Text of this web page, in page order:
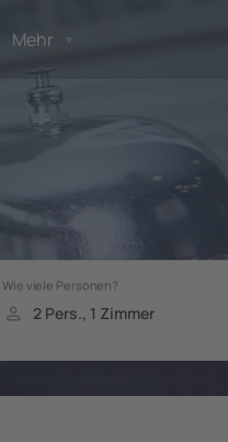
Mehr